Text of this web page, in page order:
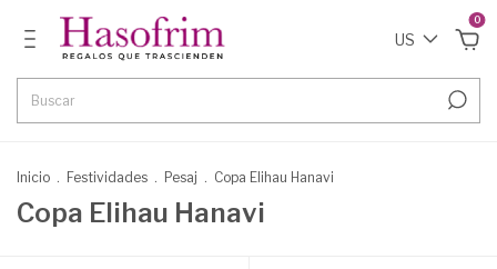
US
0
Inicio . Festividades . Pesaj . Copa Elihau Hanavi
Copa Elihau Hanavi